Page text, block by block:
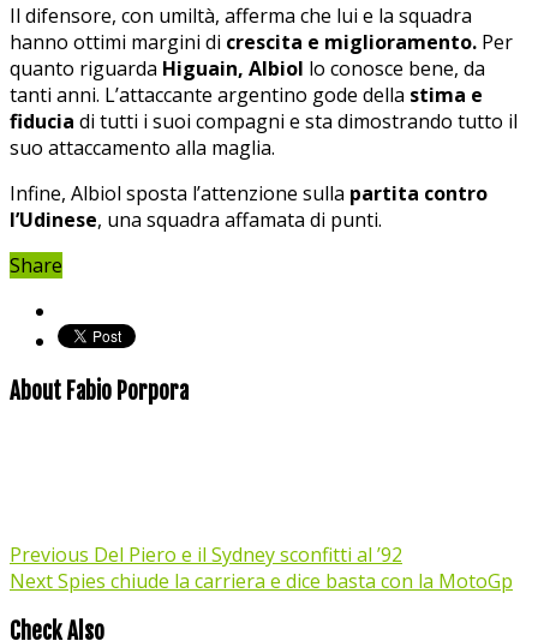
Il difensore, con umiltà, afferma che lui e la squadra
hanno ottimi margini di crescita e miglioramento. Per
quanto riguarda Higuain, Albiol lo conosce bene, da
tanti anni. L’attaccante argentino gode della stima e
fiducia di tutti i suoi compagni e sta dimostrando tutto il
suo attaccamento alla maglia.
Infine, Albiol sposta l’attenzione sulla partita contro
l’Udinese, una squadra affamata di punti.
Share
About Fabio Porpora
Previous Del Piero e il Sydney sconfitti al ’92
NextSpies chiude la carriera e dice basta con la MotoGp
Check Also